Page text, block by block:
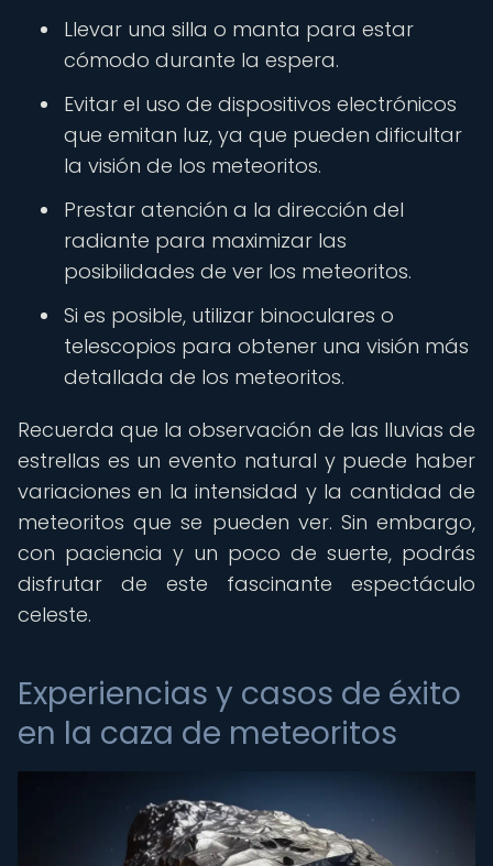
Llevar una silla o manta para estar
cómodo durante la espera.
Evitar el uso de dispositivos electrónicos
que emitan luz, ya que pueden dificultar
la visión de los meteoritos.
Prestar atención a la dirección del
radiante para maximizar las
posibilidades de ver los meteoritos.
Si es posible, utilizar binoculares o
telescopios para obtener una visión más
detallada de los meteoritos.
Recuerda que la observación de las lluvias de
estrellas es un evento natural y puede haber
variaciones en la intensidad y la cantidad de
meteoritos que se pueden ver. Sin embargo,
con paciencia y un poco de suerte, podrás
disfrutar de este fascinante espectáculo
celeste.
Experiencias y casos de éxito
en la caza de meteoritos